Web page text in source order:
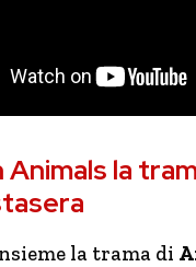
la
la trama di